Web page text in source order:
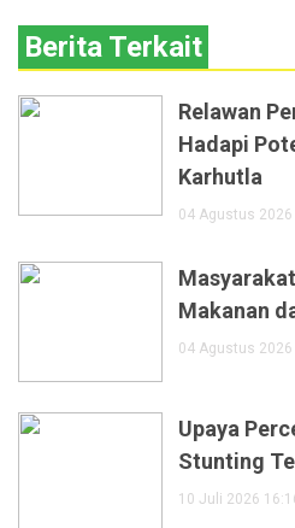
Berita Terkait
Relawan
Hadapi
Karhutla
04 Agustus 2026
Makanan
04 Agustus 2026
Upaya
Stunting
10 Juli 2026